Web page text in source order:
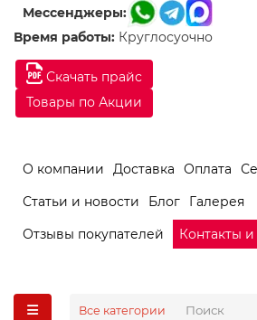
Скачать прайс
Товары по Акции
Мессенджеры:
Время работы: Круглосуочно
О компании Доставка Оплата
Статьи и новости
Блог
Галерея
Отзывы покупателей
Контакты
Все категории